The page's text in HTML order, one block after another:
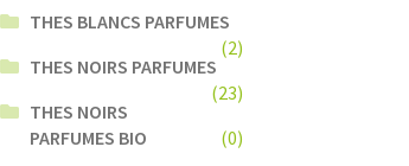
THES BLANCS PARFUMES
(2)
THES NOIRS PARFUMES
(23)
THES NOIRS
PARFUMES BIO
(0)